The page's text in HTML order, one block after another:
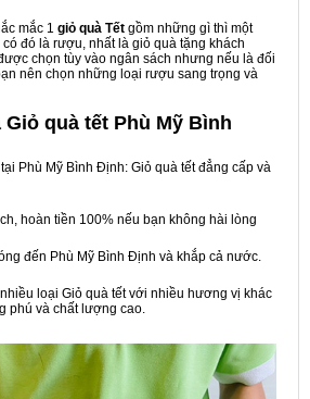
mắc 1 giỏ quà Tết gồm những gì thì một
đó là rượu, nhất là giỏ quà tặng khách
chọn tùy vào ngân sách nhưng nếu là đối
nên chọn những loại rượu sang trọng và
Giỏ quà tết Phù Mỹ Bình
Phù Mỹ Bình Định: Giỏ quà tết đẳng cấp và
hoàn tiền 100% nếu bạn không hài lòng
đến Phù Mỹ Bình Định và khắp cả nước.
loại Giỏ quà tết với nhiều hương vị khác
phú và chất lượng cao.